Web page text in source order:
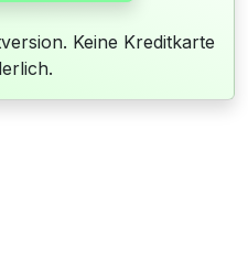
Keine Kreditkarte